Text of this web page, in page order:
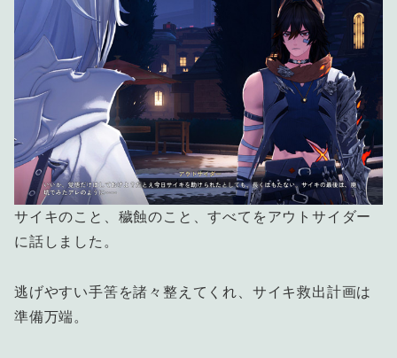
サイキのこと、穢蝕のこと、すべてをアウトサイダー
に話しました。
逃げやすい手筈を諸々整えてくれ、サイキ救出計画は
準備万端。